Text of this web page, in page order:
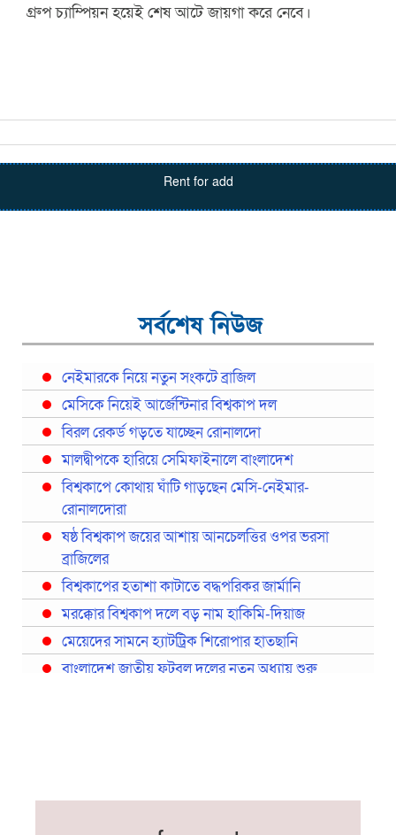
গ্রুপ চ্যাম্পিয়ন হয়েই শেষ আটে জায়গা করে নেবে।
Rent for add
সর্বশেষ নিউজ
নেইমারকে নিয়ে নতুন সংকটে ব্রাজিল
মেসিকে নিয়েই আর্জেন্টিনার বিশ্বকাপ দল
বিরল রেকর্ড গড়তে যাচ্ছেন রোনালদো
মালদ্বীপকে হারিয়ে সেমিফাইনালে বাংলাদেশ
বিশ্বকাপে কোথায় ঘাঁটি গাড়ছেন মেসি-নেইমার-
রোনালদোরা
ষষ্ঠ বিশ্বকাপ জয়ের আশায় আনচেলত্তির ওপর ভরসা
ব্রাজিলের
বিশ্বকাপের হতাশা কাটাতে বদ্ধপরিকর জার্মানি
মরক্কোর বিশ্বকাপ দলে বড় নাম হাকিমি-দিয়াজ
মেয়েদের সামনে হ্যাটট্রিক শিরোপার হাতছানি
বাংলাদেশ জাতীয় ফুটবল দলের নতুন অধ্যায় শুরু
সরিয়ে নিয়েছে ইরান